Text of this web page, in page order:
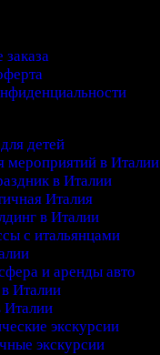
детей
мероприятий в Италии
в Италии
Италия
в Италии
с итальянцами
и аренды авто
Италии
Италии
экскурсии
экскурсии